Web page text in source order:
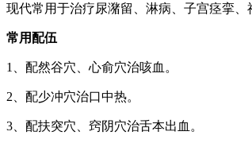
现代常用于治疗尿潴留、淋病、子宫痉挛
常用配伍
1、配然谷穴、心俞穴治咳血。
2、配少冲穴治口中热。
3、配扶突穴、窍阴穴治舌本出血。